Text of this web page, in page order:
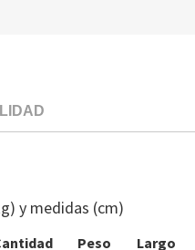
y medidas (cm)
Peso Largo